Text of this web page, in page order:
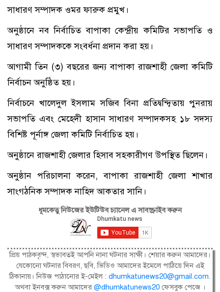
সাধারণ সম্পাদক ওমর ফারুক প্রমুখ।
অনুষ্ঠানে নব নির্বাচিত বাপাকা কেন্দ্রীয় কমিটির সভাপতি ও
সাধারণ সম্পাদককে সংবর্ধনা প্রদান করা হয়।
আগামী তিন (৩) বছরের জন্য বাপাকা রাজশাহী জেলা কমিটি
নির্বাচন অনুষ্ঠিত হয়।
নির্বাচনে খালেদুল ইসলাম সজিব বিনা প্রতিদ্বন্দ্বিতায় পুনরায়
সভাপতি এবং মেহেদী হাসান সাধারণ সম্পাদকসহ ১৮ সদস্য
বিশিষ্ট পূর্নাঙ্গ জেলা কমিটি নির্বাচিত হয়।
অনুষ্ঠানে রাজশাহী জেলার হিসাব সহকারীগণ উপস্থিত ছিলেন।
অনুষ্ঠান পরিচালনা করেন, বাপাকা রাজশাহী জেলা শাখার
সাংগঠনিক সম্পাদক নাহিদ আকতার সানি।
ধূমকেতু নিউজের ইউটিউব চ্যানেল এ সাবস্ক্রাইব করুন
প্রিয় পাঠকবৃন্দ, স্বভাবতই আপনি নানা ঘটনার সাক্ষী। শেয়ার করুন আমাদের।
যেকোনো ঘটনার বিবরণ, ছবি, ভিডিও আমাদের ইমেলে পাঠিয়ে দিন এই
ঠিকানায়। নিউজ পাঠানোর ই-মেইল : dhumkatunews20@gmail.com.
অথবা ইনবক্স করুন আমাদের@dhumkatunews20 ফেসবুক পেজে ।